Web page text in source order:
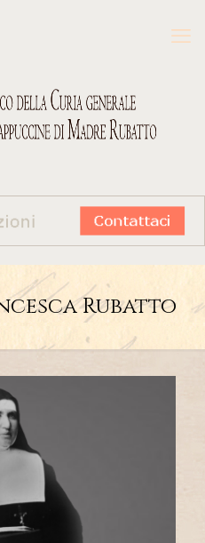
Rubatto